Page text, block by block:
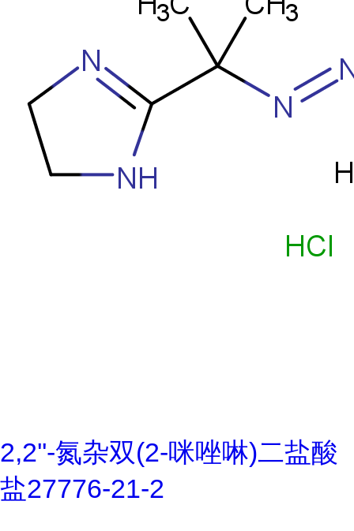
2,2''-氮杂双(2-咪唑啉)二盐酸
盐27776-21-2